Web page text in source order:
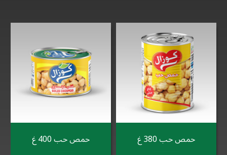
حمص حب 400 غ حمص حب 380 غ